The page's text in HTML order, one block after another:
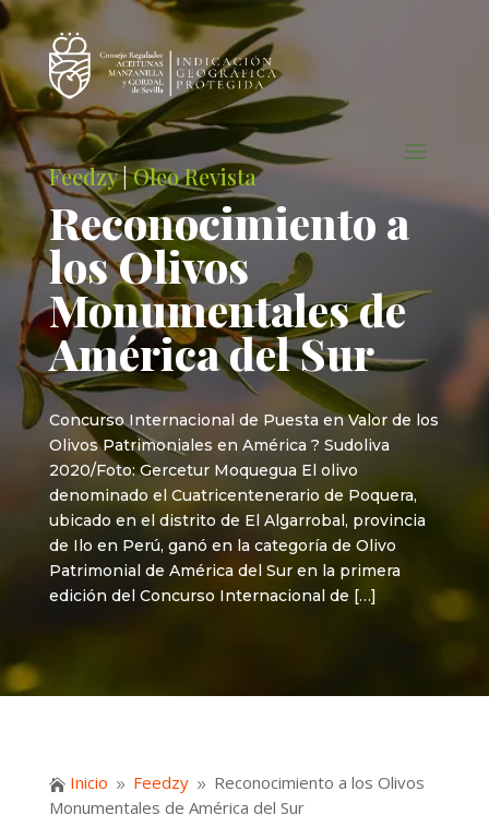
Feedzy|Oleo Revista
Reconocimiento a
los Olivos
Monumentales de
América del Sur
Concurso Internacional de Puesta en Valor de los
Olivos Patrimoniales en América ? Sudoliva
2020/Foto: Gercetur Moquegua El olivo
denominado el Cuatricentenerario de Poquera,
ubicado en el distrito de El Algarrobal, provincia
de Ilo en Perú, ganó en la categoría de Olivo
Patrimonial de América del Sur en la primera
edición del Concurso Internacional de […]
 Inicio 9 Feedzy 9 Reconocimiento a los Olivos
Monumentales de América del Sur